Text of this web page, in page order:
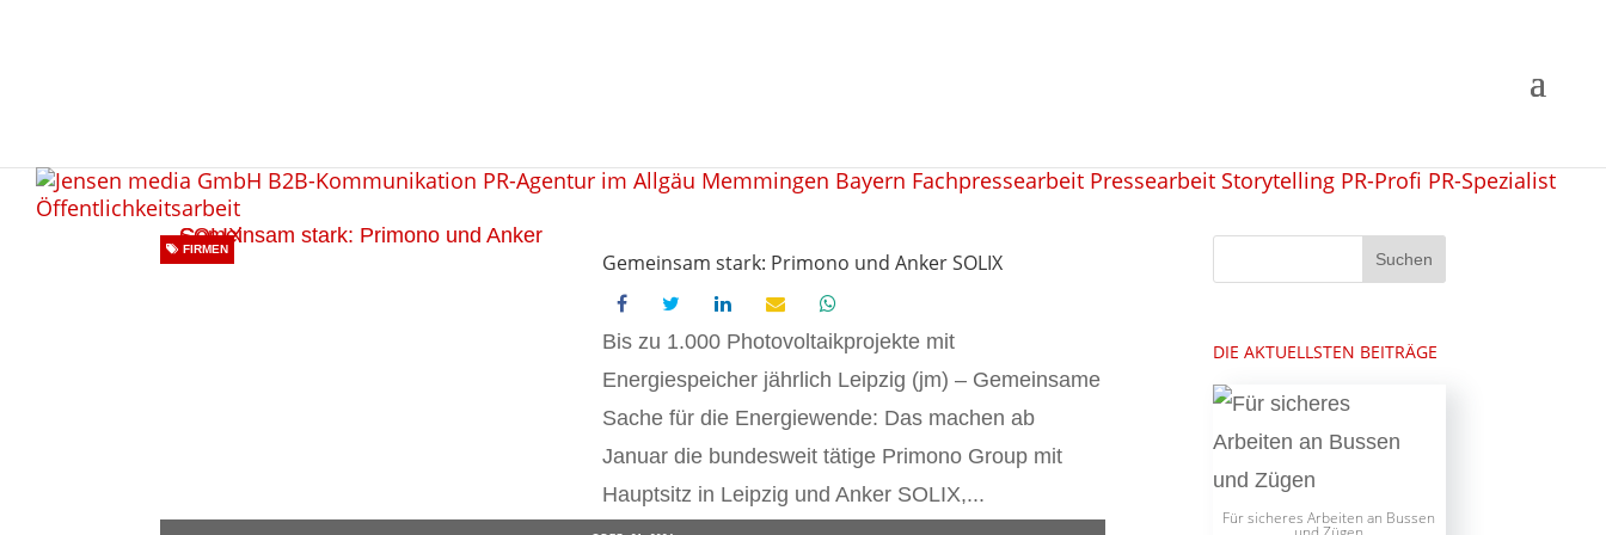
Gemeinsam stark: Primono und Anker SOLIX
FIRMEN
Bis zu 1.000 Photovoltaikprojekte mit
Energiespeicher jährlich Leipzig (jm) – Gemeinsame
Sache für die Energiewende: Das machen ab
Januar die bundesweit tätige Primono Group mit
Hauptsitz in Leipzig und Anker SOLIX,...
DIE AKTUELLSTEN BEITRÄGE
Für sicheres Arbeiten an Bussen